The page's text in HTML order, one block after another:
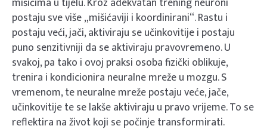
postaju sve više „mišićaviji i koordinirani“. Rastu i
postaju veći, jači, aktiviraju se učinkovitije i postaju
puno senzitivniji da se aktiviraju pravovremeno. U
svakoj, pa tako i ovoj praksi osoba fizički oblikuje,
trenira i kondicionira neuralne mreže u mozgu. S
vremenom, te neuralne mreže postaju veće, jače,
učinkovitije te se lakše aktiviraju u pravo vrijeme. To se
reflektira na život koji se počinje transformirati.